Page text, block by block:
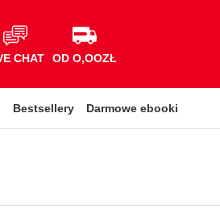
CHAT OD O,OOZŁ
Bestsellery Darmowe ebooki